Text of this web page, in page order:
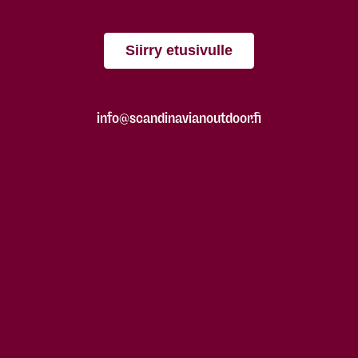
Siirry etusivulle
info@scandinavianoutdoor.fi